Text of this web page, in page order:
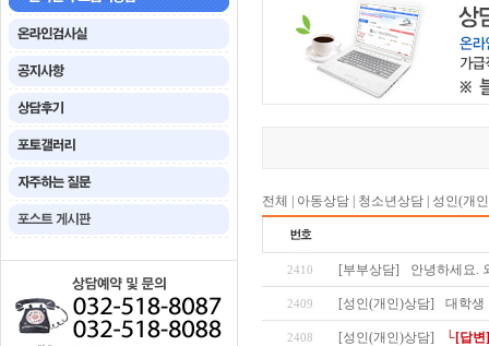
전체 아동상담 청소년상담 성인(개
2410 [부부상담] 안녕하세요.
2409 [성인(개인)상담] 대학생
2408 [성인(개인)상담] └[답변]